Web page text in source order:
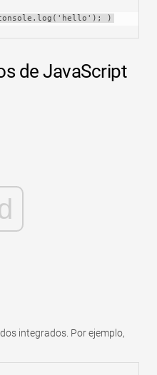
)
de JavaScript
integrados. Por ejemplo,